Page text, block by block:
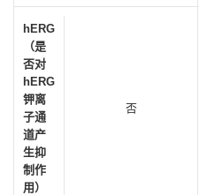
hERG
（是
否对
hERG
钾离
子通
道产
生抑
制作
用）
否